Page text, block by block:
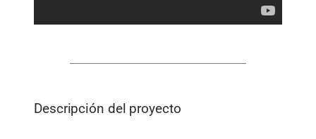
Descripción del proyecto